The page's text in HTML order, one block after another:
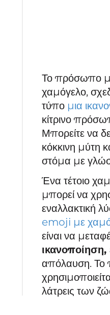
Το πρόσωπο
χαμόγελο,
τύπο μια
κίτρινο
Μπορείτε να
κόκκινη μύτη
στόμα με
Ένα τέτοιο
μπορεί να
εναλλακτική
emoji με
είναι να
ικανοποίηση,
απόλαυση. Το
λάτρεις των